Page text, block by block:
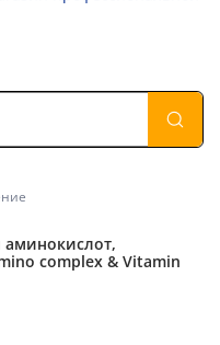
аминокислот,
complex & Vitamin